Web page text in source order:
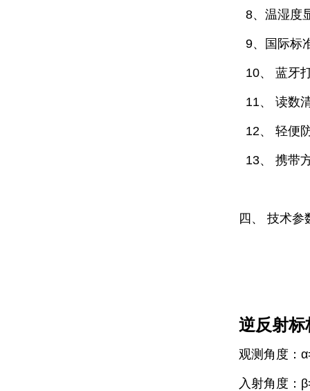
8、温湿度
9、国际标
10、 蓝牙
11、 读数
12、 轻便
13、 携带
四、 技术参
逆反射标
观测角度：
入射角度：